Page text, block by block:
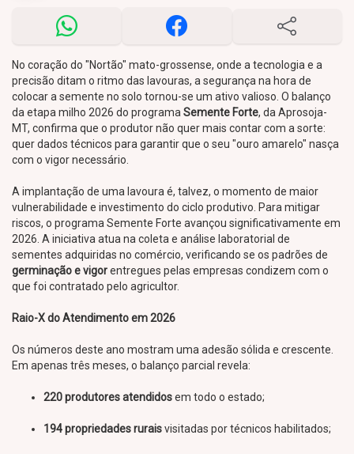
No coração do "Nortão" mato-grossense, onde a tecnologia e a
precisão ditam o ritmo das lavouras, a segurança na hora de
colocar a semente no solo tornou-se um ativo valioso. O balanço
da etapa milho 2026 do programa Semente Forte, da Aprosoja-
MT, confirma que o produtor não quer mais contar com a sorte:
quer dados técnicos para garantir que o seu "ouro amarelo" nasça
com o vigor necessário.
A implantação de uma lavoura é, talvez, o momento de maior
vulnerabilidade e investimento do ciclo produtivo. Para mitigar
riscos, o programa Semente Forte avançou significativamente em
2026. A iniciativa atua na coleta e análise laboratorial de
sementes adquiridas no comércio, verificando se os padrões de
germinação e vigorentregues pelas empresas condizem com o
que foi contratado pelo agricultor.
Raio-X do Atendimento em 2026
Os números deste ano mostram uma adesão sólida e crescente.
Em apenas três meses, o balanço parcial revela:
220 produtores atendidosem todo o estado;
194 propriedades ruraisvisitadas por técnicos habilitados;